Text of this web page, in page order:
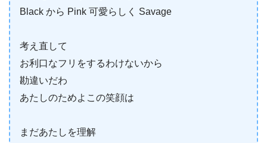
Black から Pink 可愛らしく Savage
考え直して
お利口なフリをするわけないから
勘違いだわ
あたしのためよこの笑顔は
まだあたしを理解